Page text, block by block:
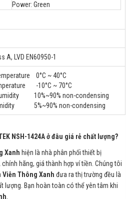
Power: Green
A, LVD EN60950-1
0°C ~ 40°C
-10°C ~ 70°C
10%~90% non-condensing
5%~90% non-condensing
NSH-1424A ở đâu giá rẻ chất lượng?
Xanh hiện là nhà phân phối thiết bị
chính hãng, giá thành hợp ví tiền. Chúng tôi
Viễn Thông Xanh đưa ra thị trường đều là
lượng. Bạn hoàn toàn có thể yên tâm khi